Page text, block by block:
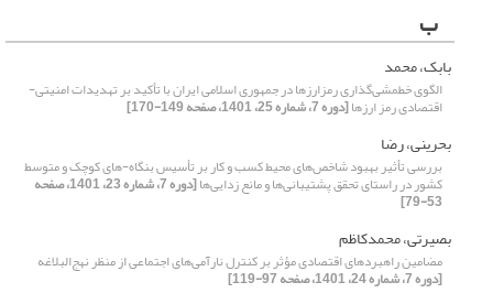
ب
بابک، محمد
الگوی خطمشی‌گذاری رمزارزها در جمهوری اسلامی ایران با تأکید بر تهدیدات امنیتی-
اقتصادی رمز ارزها[دوره 7، شماره 25، 1401، صفحه 149-170]
بحرینی، رضا
بررسی تأثیر بهبود شاخص‌های محیط کسب و کار بر تأسیس بنگاه-های کوچک و متوسط
کشور در راستای تحقق پشتیبانی‌ها و مانع زدایی‌ها [دوره 7، شماره 23، 1401، صفحه
53-79]
بصیرتی، محمدکاظم
مضامین راهبردهای اقتصادی مؤثر بر کنترل نارآمی‌های اجتماعی از منظر نهج‌البلاغه
[دوره 7، شماره 24، 1401، صفحه 97-119]